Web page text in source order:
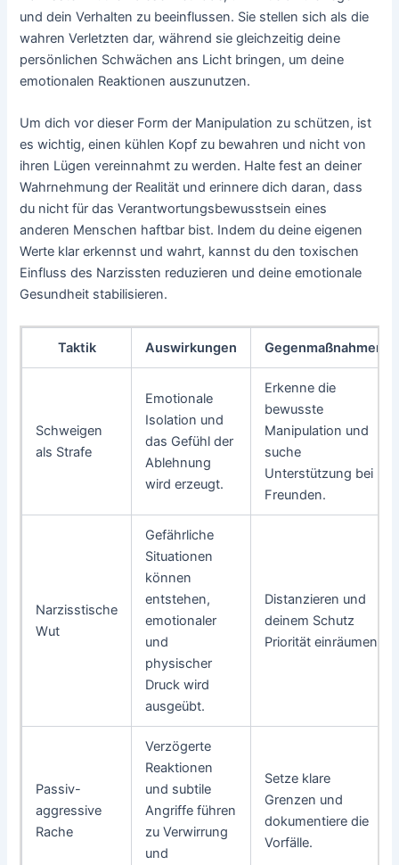
und dein Verhalten zu beeinflussen. Sie stellen sich als die
wahren Verletzten dar, während sie gleichzeitig deine
persönlichen Schwächen ans Licht bringen, um deine
emotionalen Reaktionen auszunutzen.
Um dich vor dieser Form der Manipulation zu schützen, ist
es wichtig, einen kühlen Kopf zu bewahren und nicht von
ihren Lügen vereinnahmt zu werden. Halte fest an deiner
Wahrnehmung der Realität und erinnere dich daran, dass
du nicht für das Verantwortungsbewusstsein eines
anderen Menschen haftbar bist. Indem du deine eigenen
Werte klar erkennst und wahrt, kannst du den toxischen
Einfluss des Narzissten reduzieren und deine emotionale
Gesundheit stabilisieren.
Taktik Auswirkungen Gegenmaßnahmen
Schweigen
als Strafe
Emotionale
Isolation und
das Gefühl der
Ablehnung
wird erzeugt.
Erkenne die
bewusste
Manipulation und
suche
Unterstützung bei
Freunden.
Narzisstische
Wut
Gefährliche
Situationen
können
entstehen,
emotionaler
und
physischer
Druck wird
ausgeübt.
Distanzieren und
deinem Schutz
Priorität einräumen.
Passiv-
aggressive
Rache
Verzögerte
Reaktionen
und subtile
Angriffe führen
zu Verwirrung
und
Setze klare
Grenzen und
dokumentiere die
Vorfälle.